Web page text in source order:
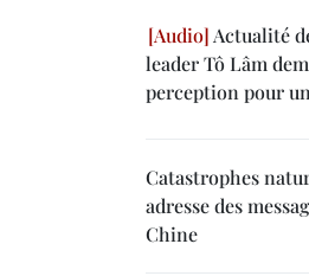
Actualité
leader Tô Lâm
perception pour
Catastrophes
adresse des
Chine